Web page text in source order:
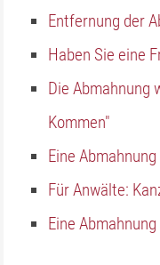
Entfernung der
Haben Sie eine
Die Abmahnung
Kommen"
Eine
Für Anwälte:
Eine